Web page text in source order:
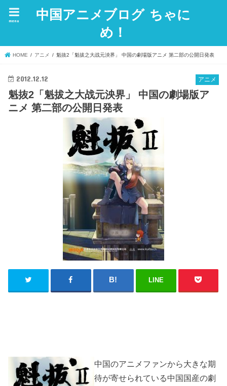
中国アニメブログ ちゃに
め！
menu
HOME アニメ 魁抜2「魁拔之大战元泱界」 中国の劇場版アニメ 第二部の公開日発表
アニメ
2012.12.12
魁抜2「魁拔之大战元泱界」 中国の劇場版ア
ニメ 第二部の公開日発表
LINE
中国のアニメファンから大きな期
待が寄せられている中国国産の劇